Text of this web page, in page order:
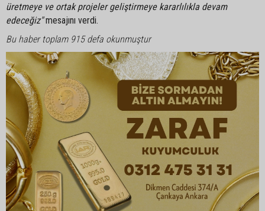
üretmeye ve ortak projeler geliştirmeye kararlılıkla devam
edeceğiz"mesajını verdi.
Bu haber toplam 915 defa okunmuştur